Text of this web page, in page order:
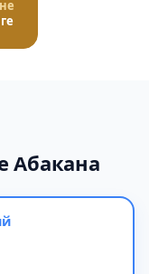
Абакана